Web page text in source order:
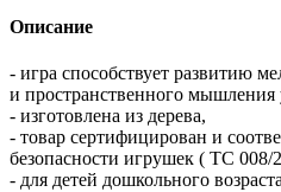
Описание
- игра способствует развитию
и пространственного
- изготовлена из дерева,
- товар сертифицирован и
безопасности игрушек ( TC 008/
- для детей дошкольного